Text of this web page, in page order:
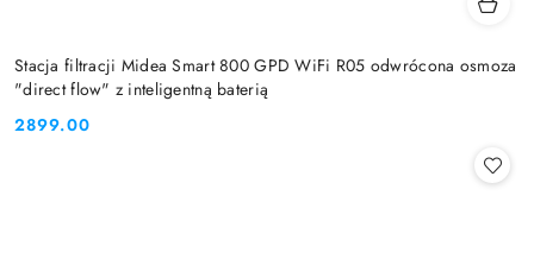
Stacja filtracji Midea Smart 800 GPD WiFi R05 odwrócona osmoza
"direct flow" z inteligentną baterią
Cena:
2899.00